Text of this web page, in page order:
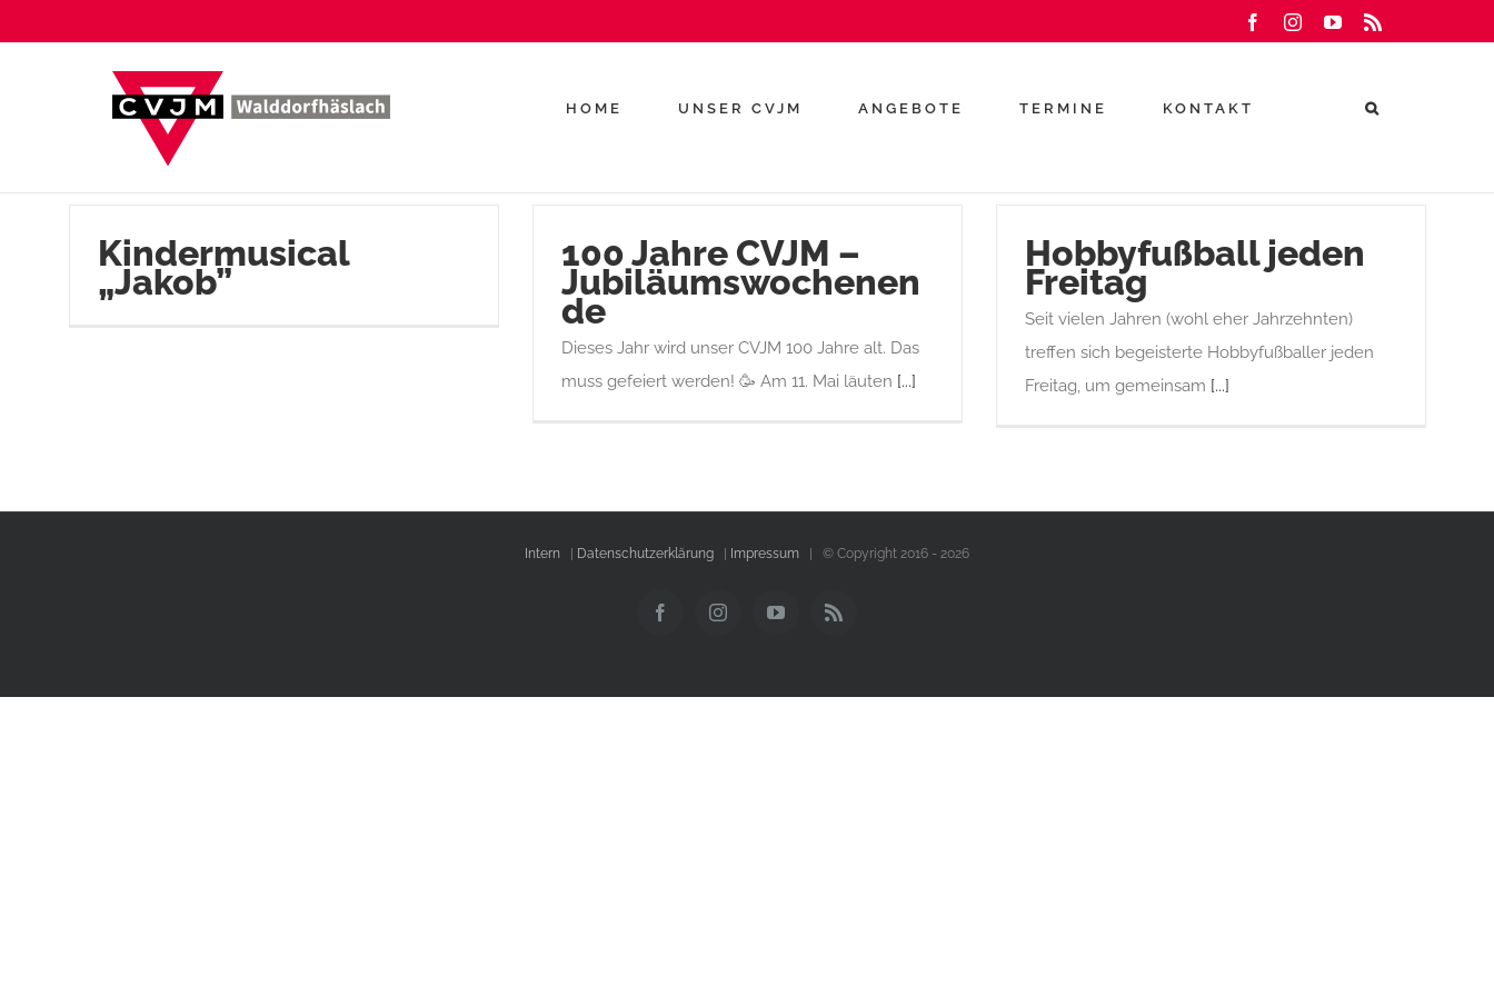
Inhalt
FacebookInstagramYouTube
HOME UNSER CVJM ANGEBOTE TERMINE KONTAKT
Kindermusical
„Jakob”
100 Jahre CVJM –
Jubiläumswochenen
de
Dieses Jahr wird unser CVJM 100 Jahre alt. Das
muss gefeiert werden! 🥳 Am 11. Mai läuten [...]
Hobbyfußball jeden
Freitag
Seit vielen Jahren (wohl eher Jahrzehnten)
treffen sich begeisterte Hobbyfußballer jeden
Freitag, um gemeinsam [...]
Intern Datenschutzerklärung Impressum | © Copyright 2016 - 2026
FacebookInstagramYouTubeRss